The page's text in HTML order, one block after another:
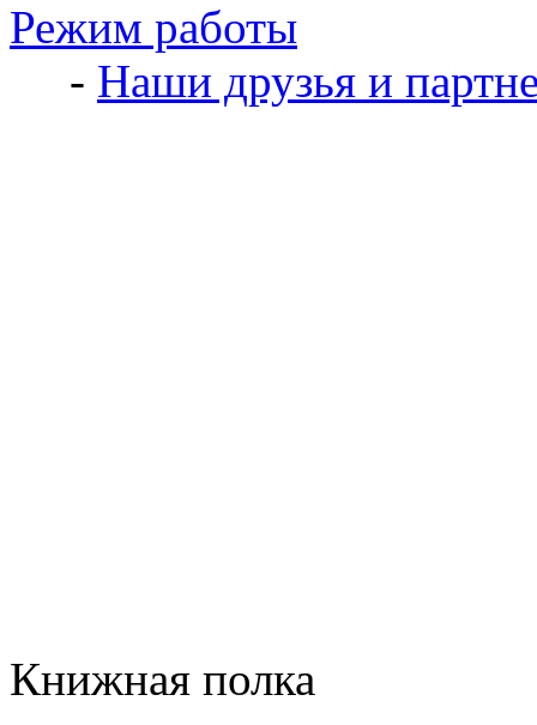
Режим работы
- Наши друзья и
Книжная полка